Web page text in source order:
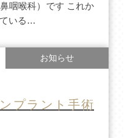
咽喉科）です これか
いる…
お知らせ
プラント手術